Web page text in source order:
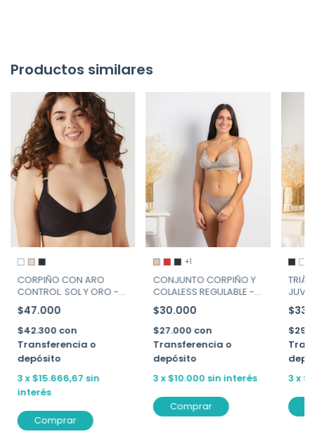
Productos similares
CORPIÑO CON ARO
CONTROL. SOL Y ORO -
ART. 46133
$47.000
$42.300 con
Transferencia o
depósito
3 x$15.666,67 sin
interés
Comprar
+1
CONJUNTO CORPIÑO Y
COLALESS REGULABLE -
ALIS - ART. 583
$30.000
$27.000 con
Transferencia o
depósito
3x$10.000 sin interés
Comprar
3 x